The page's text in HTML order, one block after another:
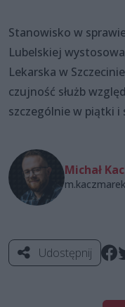
Stanowisko w
Lubelskiej
Lekarska w
czujność służb
szczególnie w piątki i
Michał
Udostępnij